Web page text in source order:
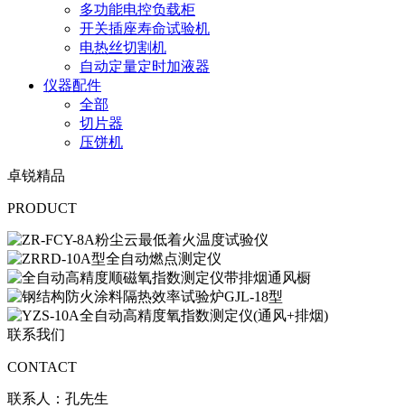
多功能电控负载柜
开关插座寿命试验机
电热丝切割机
自动定量定时加液器
仪器配件
全部
切片器
压饼机
卓锐精品
PRODUCT
联系我们
CONTACT
联系人：孔先生